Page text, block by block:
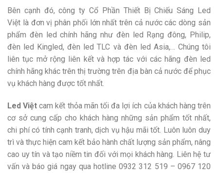
Bên cạnh đó, công ty Cổ Phần Thiết Bị Chiếu Sáng Led
Việt là đơn vị phân phối lớn nhất trên cả nước các dòng sản
phẩm đèn led chính hãng như đèn led Rạng đông, Philip,
đèn led Kingled, đèn led TLC và đèn led Asia,… Chúng tôi
liên tục mở rộng liên kết và hợp tác với các hãng đèn led
chính hãng khác trên thị trường trên địa bàn cả nước để phục
vụ khách hàng được tốt nhất.
Led Việtcam kết thỏa mãn tối đa lợi ích của khách hàng trên
cơ sở cung cấp cho khách hàng những sản phẩm tốt nhất,
chi phí có tính cạnh tranh, dịch vụ hậu mãi tốt. Luôn luôn duy
trì và thực hiện cam kết bảo hành chất lượng sản phẩm, nâng
cao uy tín và tạo niềm tin đối với mọi khách hàng. Liên hệ tư
vấn và báo giá ngay qua hotline0932 312 519 – 0967 120